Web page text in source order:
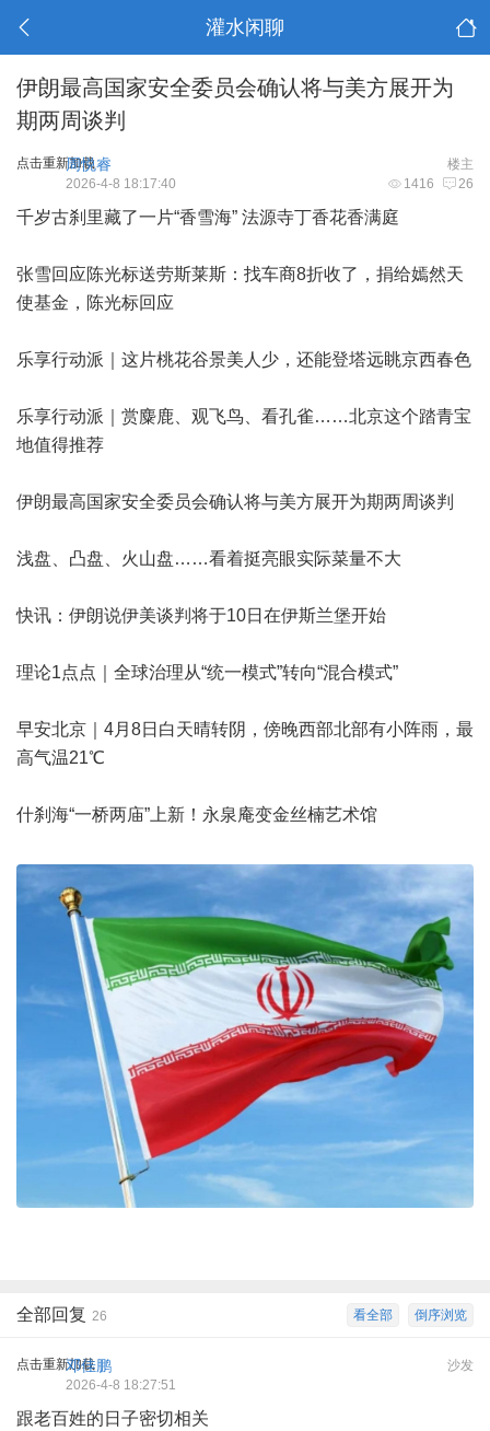
灌水闲聊
伊朗最高国家安全委员会确认将与美方展开为
期两周谈判
点击重新加载 楼主
周悦睿
1416 26
2026-4-8 18:17:40
千岁古刹里藏了一片“香雪海” 法源寺丁香花香满庭
张雪回应陈光标送劳斯莱斯：找车商8折收了，捐给嫣然天
使基金，陈光标回应
乐享行动派｜这片桃花谷景美人少，还能登塔远眺京西春色
乐享行动派｜赏麋鹿、观飞鸟、看孔雀……北京这个踏青宝
地值得推荐
伊朗最高国家安全委员会确认将与美方展开为期两周谈判
浅盘、凸盘、火山盘……看着挺亮眼实际菜量不大
快讯：伊朗说伊美谈判将于10日在伊斯兰堡开始
理论1点点｜全球治理从“统一模式”转向“混合模式”
早安北京｜4月8日白天晴转阴，傍晚西部北部有小阵雨，最
高气温21℃
什刹海“一桥两庙”上新！永泉庵变金丝楠艺术馆
倒序浏览
看全部
全部回复 26
点击重新加载 沙发
邓佳鹏
2026-4-8 18:27:51
跟老百姓的日子密切相关